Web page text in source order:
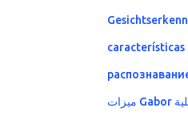
características